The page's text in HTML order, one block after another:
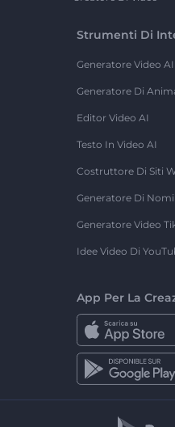
Strumenti Di
Generatore Video AI
Generatore Di
Editor Video AI
Testo In Video AI
Costruttore Di Siti
Generatore Di
Generatore Video
Idee Video Di
App Per La